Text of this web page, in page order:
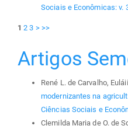
Sociais e Econômicas: v.
1 2 3 > >>
Artigos
René L. de Carvalho,
modernizantes na
Ciências Sociais e
Clemilda Maria de O. de